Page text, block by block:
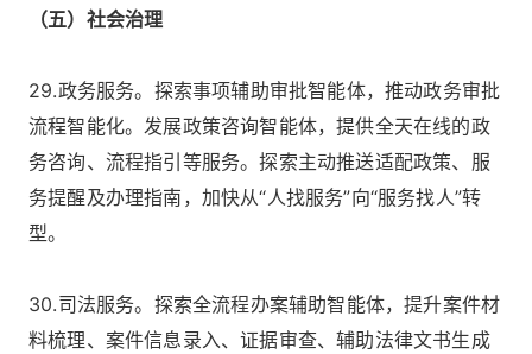
（五）社会治理
29.政务服务。探索事项辅助审批智能体，推动政务审批
流程智能化。发展政策咨询智能体，提供全天在线的政
务咨询、流程指引等服务。探索主动推送适配政策、服
务提醒及办理指南，加快从“人找服务”向“服务找人”转
型。
30.司法服务。探索全流程办案辅助智能体，提升案件材
料梳理、案件信息录入、证据审查、辅助法律文书生成